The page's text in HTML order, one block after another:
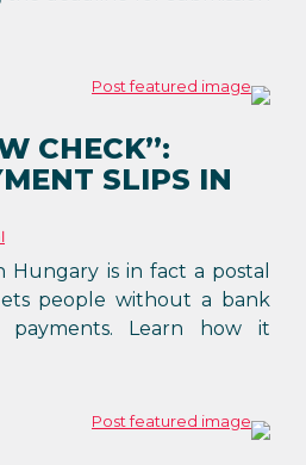
CHECK”:
SLIPS IN
Hungary is in fact a postal
people without a bank
payments. Learn how it